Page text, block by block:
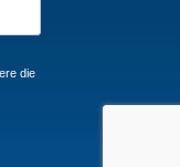
die